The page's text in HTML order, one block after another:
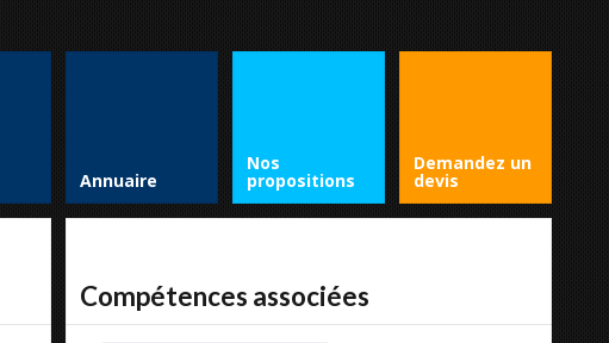
Annuaire
Nos
propositions
Demandez un
devis
Compétences associées